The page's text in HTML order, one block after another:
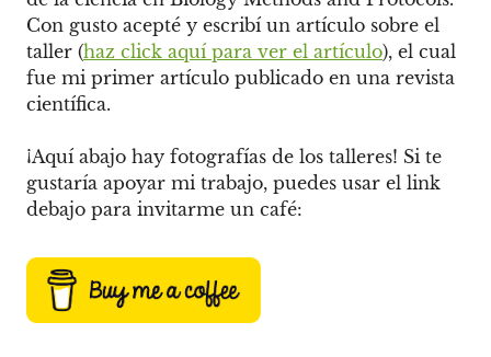
Con gusto acepté y escribí un artículo sobre el
taller (haz click aquí para ver el artículo), el cual
fue mi primer artículo publicado en una revista
científica.
¡Aquí abajo hay fotografías de los talleres! Si te
gustaría apoyar mi trabajo, puedes usar el link
debajo para invitarme un café: